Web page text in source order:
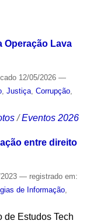
Operação Lava
12/05/2026 —
, Justiça, Corrupção,
/Eventos 2026
entre direito
— registrado em:
de Informação,
de Estudos Tech